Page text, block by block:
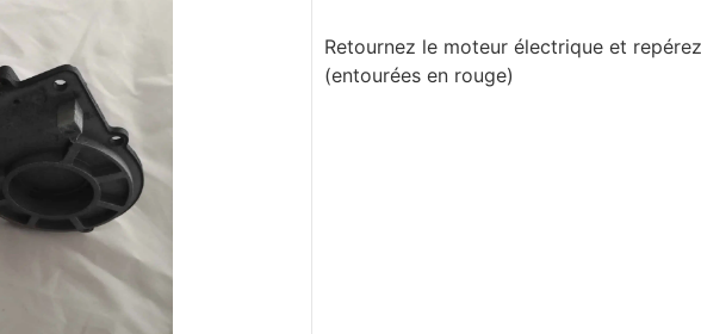
Retournez le moteur électrique et
(entourées en rouge)